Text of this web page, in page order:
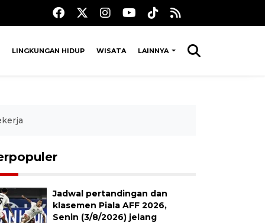
LINGKUNGAN HIDUP WISATA LAINNYA
Jadwal pertandingan dan
klasemen Piala AFF 2026,
Senin (3/8/2026) jelang